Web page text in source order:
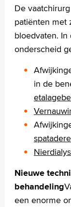
De
patiënten met
bloedvaten.
onderscheid
in de
Nieuwe
behandeling
een enorme